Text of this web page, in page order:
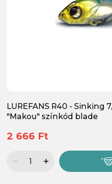
LUREFANS R40 - Sinking
"Makou" színkód blade
2 666 Ft